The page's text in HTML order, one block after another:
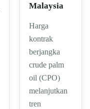
Malaysia
Harga
kontrak
berjangka
crude palm
oil (CPO)
melanjutkan
tren